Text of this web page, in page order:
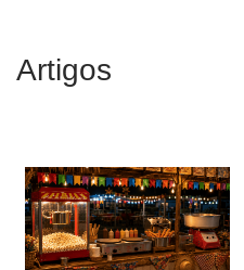
Artigos